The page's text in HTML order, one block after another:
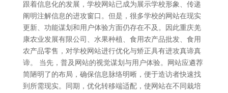
跟着信息化的发展，学校网站已成为展示学校形象、传递
阐明注解信息的进攻窗口。但是，很多学校的网站在现实
更新、功能谋划和用户体验方面仍存在不及。因此重庆羌
康农业发展有限公司、水果种植、食用农产品批发、食用
农产品零售，对学校网站进行优化与矫正具有进攻真谛真
谛。 当先，普及网站的视觉谋划与用户体验。网站应遴荐
简陋明了的布局，确保信息脉络明晰，便于造访者快速找
到所需现实。同期，优化转移端适配，使网站在不同栽培